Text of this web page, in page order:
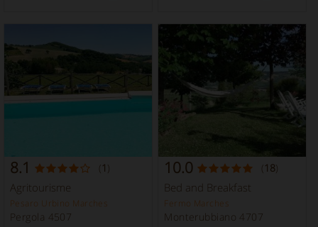
8.1 ( 1 )
Agritourisme
Pesaro Urbino Marches
Pergola 4507
10.0 ( 18)
Bed and Breakfast
Fermo Marches
Monterubbiano 4707